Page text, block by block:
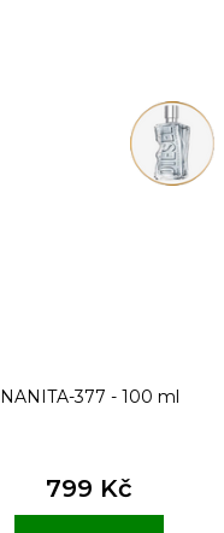
NANITA-377 - 100 ml
799 Kč